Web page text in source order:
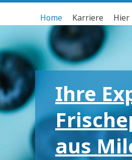
Home Karriere Hier
Ihre
aus